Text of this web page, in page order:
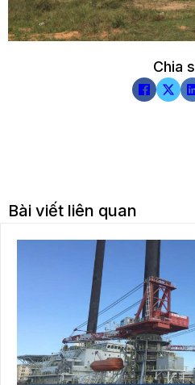
Chia
Bài viết liên quan